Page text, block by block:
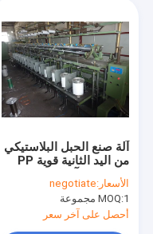
آلة صنع الحبل البلاستيكي
من اليد الثانية قوية PP
حبل تدوير آلة انتاج مستقر
الأسعار:negotiate
MOQ:1 مجموعة
أحصل على آخر سعر